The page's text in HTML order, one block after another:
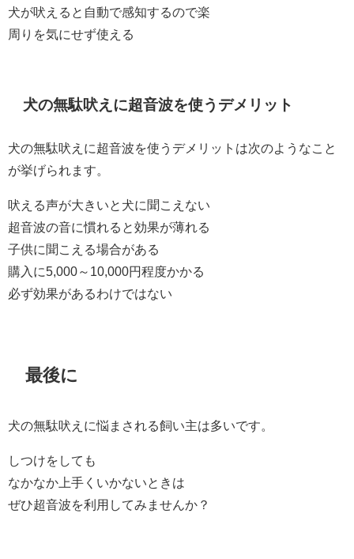
犬が吠えると自動で感知するので楽
周りを気にせず使える
犬の無駄吠えに超音波を使うデメリット
犬の無駄吠えに超音波を使うデメリットは次のようなこと
が挙げられます。
吠える声が大きいと犬に聞こえない
超音波の音に慣れると効果が薄れる
子供に聞こえる場合がある
購入に5,000～10,000円程度かかる
必ず効果があるわけではない
最後に
犬の無駄吠えに悩まされる飼い主は多いです。
しつけをしても
なかなか上手くいかないときは
ぜひ超音波を利用してみませんか？